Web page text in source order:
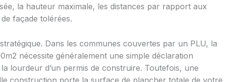
la hauteur maximale, les distances par rapport aux
façade tolérées.
Dans les communes couvertes par un PLU, la
nécessite généralement une simple déclaration
lourdeur d’un permis de construire. Toutefois, une
construction porte la surface de plancher totale de votre